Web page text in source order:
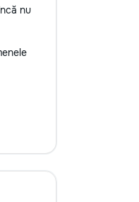
установке полок, а
и помощь в
дачей. Почему выбирают
— опыт и
работы. • Удобство —
инструментами. •
цены — честные
дом в надежных руках!
за помощью — мы
nu